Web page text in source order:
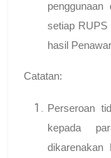
setiap RUPS
hasil
Catatan:
Perseroan
kepada
dikarenakan